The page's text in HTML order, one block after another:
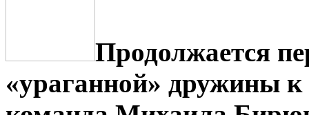
Продолжается
«ураганной» дружины